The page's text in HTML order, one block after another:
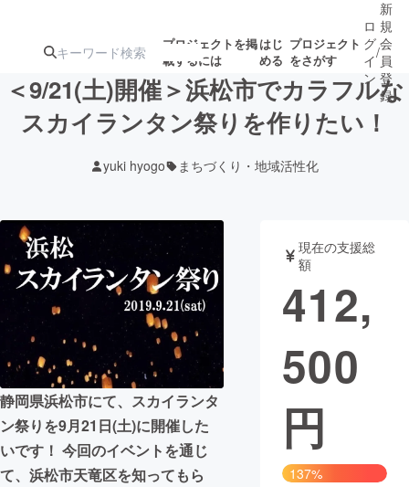
プロジェクトを掲
載するには
はじ
める
プロジェクト
をさがす
ターン
ジェクト
募集終了が近いプ
ロジェクト
アート・写真 音楽
テクノロジー・ガジェット ゲーム・サ
映像・映画
ビジネス・起業
まちづくり・地域活性化
ロ
グ
イ
ン
/
新
規
会
員
登
録
＜9/21(土)開催＞浜松市でカラフルな
スカイランタン祭りを作りたい！
yuki hyogo まちづくり・地域活性化
静岡県浜松市にて、スカイランタ
ン祭りを9月21日(土)に開催した
いです！ 今回のイベントを通じ
て、浜松市天竜区を知ってもら
現在の支援総
額
412,
500
円
137%